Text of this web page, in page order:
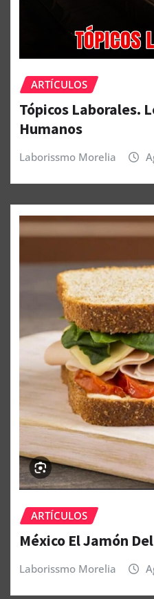
ARTÍCULOS
Tópicos Laborales.
Humanos
Laborissmo Morelia
ARTÍCULOS
México El Jamón
Laborissmo Morelia